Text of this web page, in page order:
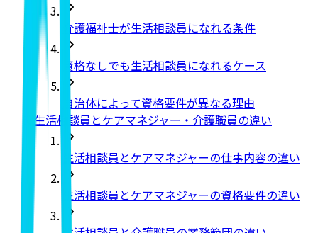
介護福祉士が生活相談員になれる条件
資格なしでも生活相談員になれるケース
自治体によって資格要件が異なる理由
生活相談員とケアマネジャー・介護職員の違い
生活相談員とケアマネジャーの仕事内容の違い
生活相談員とケアマネジャーの資格要件の違い